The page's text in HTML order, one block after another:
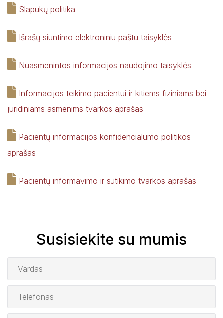
Slapukų politika
Išrašų siuntimo elektroniniu paštu taisyklės
Nuasmenintos informacijos naudojimo taisyklės
Informacijos teikimo pacientui ir kitiems fiziniams bei
juridiniams asmenims tvarkos aprašas
Pacientų informacijos konfidencialumo politikos
aprašas
Pacientų informavimo ir sutikimo tvarkos aprašas
Susisiekite su mumis